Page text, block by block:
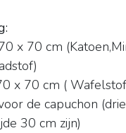
x 70 cm
x 70 cm (
de capuchon
30 cm zijn)